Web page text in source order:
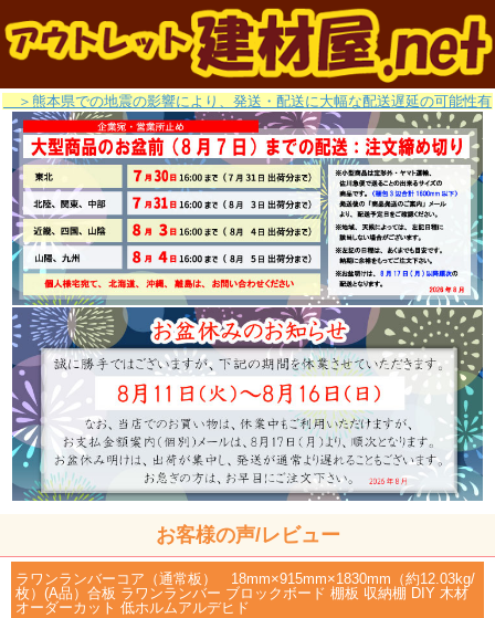
＞熊本県での地震の影響により、発送・配送に大幅な配送遅延の可能性有
お客様の声/レビュー
ラワンランバーコア（通常板） 18mm×915mm×1830mm（約12.03kg/
枚）(A品）合板 ラワンランバー ブロックボード 棚板 収納棚 DIY 木材
オーダーカット 低ホルムアルデヒド